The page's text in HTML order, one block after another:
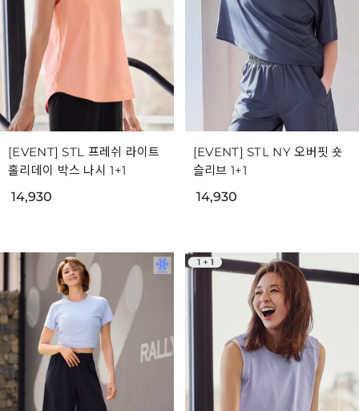
[EVENT] STL 프레쉬 라이트
홀리데이 박스 나시 1+1
14,930
[EVENT] STL NY 오버핏 숏
슬리브 1+1
14,930